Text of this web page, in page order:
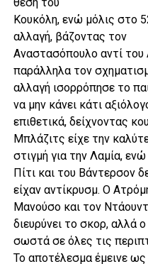
θέση του
Κουκόλη, ενώ μόλις στο
αλλαγή, βάζοντας τον
Αναστασόπουλο αντί
παράλληλα τον
αλλαγή ισορρόπησε το
να μην κάνει κάτι
επιθετικά, δείχνοντας
Μπλάζιτς είχε την
στιγμή για την Λαμία,
Πίτι και του Βάντερσον
είχαν αντίκρυσμ. Ο
Μανούσο και τον
διευρύνει το σκορ, αλλά
σωστά σε όλες τις
Το αποτέλεσμα έμεινε ως